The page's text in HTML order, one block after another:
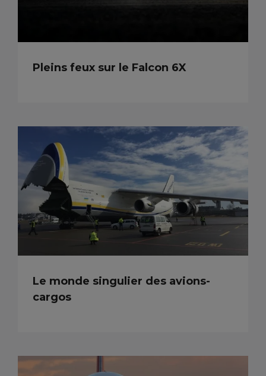
Pleins feux sur le Falcon 6X
Le monde singulier des avions-
cargos